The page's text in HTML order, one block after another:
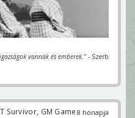
vannak és emberek." - Szerb
8 hónapja
Survivor, GM Game